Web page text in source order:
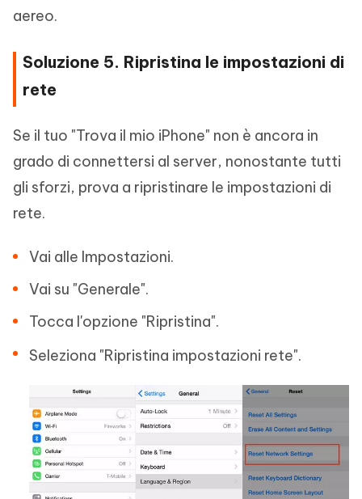
aereo.
Soluzione 5. Ripristina le impostazioni di
rete
Se il tuo "Trova il mio iPhone" non è ancora in
grado di connettersi al server, nonostante tutti
gli sforzi, prova a ripristinare le impostazioni di
rete.
Vai alle Impostazioni.
Vai su "Generale".
Tocca l'opzione "Ripristina".
Seleziona "Ripristina impostazioni rete".